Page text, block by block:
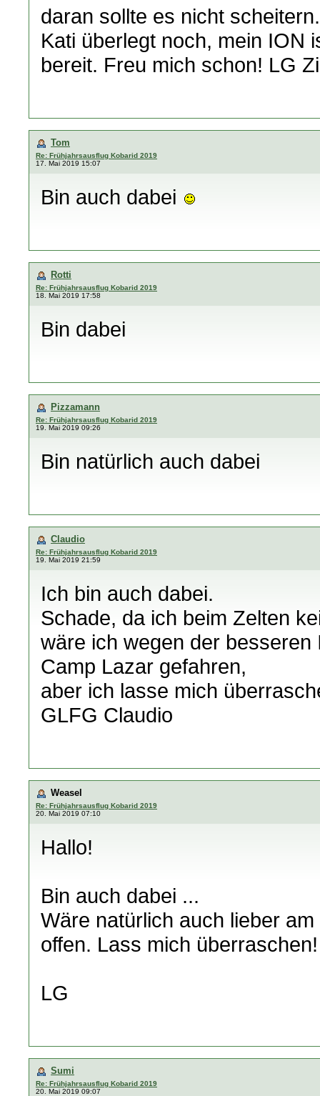
daran sollte es nicht
Kati überlegt noch, mein ION
bereit. Freu mich schon! LG
Tom
Re: Frühjahrsausflug Kobarid 2019
17. Mai 2019 15:07
Bin auch dabei
Rotti
Re: Frühjahrsausflug Kobarid 2019
18. Mai 2019 17:58
Bin dabei
Pizzamann
Re: Frühjahrsausflug Kobarid 2019
19. Mai 2019 09:26
Bin natürlich auch dabei
Claudio
Re: Frühjahrsausflug Kobarid 2019
19. Mai 2019 21:59
Ich bin auch dabei.
Schade, da ich beim Zelten
wäre ich wegen der
Camp Lazar gefahren,
aber ich lasse mich
GLFG Claudio
Weasel
Re: Frühjahrsausflug Kobarid 2019
20. Mai 2019 07:10
Hallo!
Bin auch dabei ...
Wäre natürlich auch lieber
offen. Lass mich überraschen!
LG
Sumi
Re: Frühjahrsausflug Kobarid 2019
20. Mai 2019 09:07